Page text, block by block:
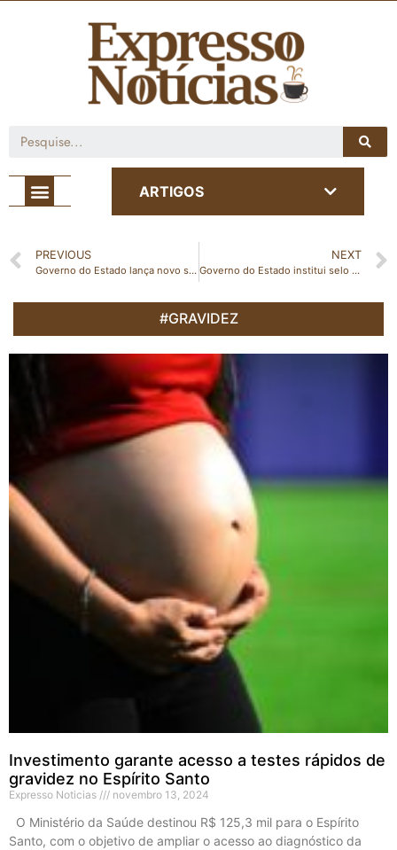
ARTIGOS
PREVIOUS
Governo do Estado lança novo site do E-Docs
NEXT
Governo do Estado institui selo para certificar empresas que reduzirem emissões de carbono
#GRAVIDEZ
Investimento garante acesso a testes rápidos de
gravidez no Espírito Santo
Expresso Noticias novembro 13, 2024
O Ministério da Saúde destinou R$ 125,3 mil para o Espírito
Santo, com o objetivo de ampliar o acesso ao diagnóstico da